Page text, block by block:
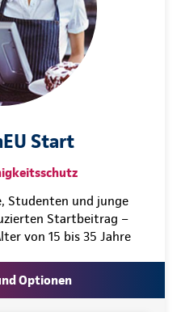
Start
Studenten und junge
Startbeitrag –
von 15 bis 35 Jahre
Optionen